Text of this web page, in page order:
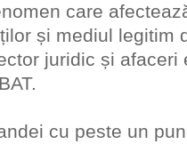
care
și mediul legitim
juridic și afaceri
cu peste un